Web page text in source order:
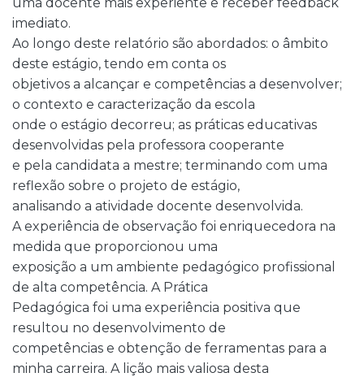
imediato.
Ao longo deste relatório são abordados: o âmbito
deste estágio, tendo em conta os
objetivos a alcançar e competências a desenvolver;
o contexto e caracterização da escola
onde o estágio decorreu; as práticas educativas
desenvolvidas pela professora cooperante
e pela candidata a mestre; terminando com uma
reflexão sobre o projeto de estágio,
analisando a atividade docente desenvolvida.
A experiência de observação foi enriquecedora na
medida que proporcionou uma
exposição a um ambiente pedagógico profissional
de alta competência. A Prática
Pedagógica foi uma experiência positiva que
resultou no desenvolvimento de
competências e obtenção de ferramentas para a
minha carreira. A lição mais valiosa desta